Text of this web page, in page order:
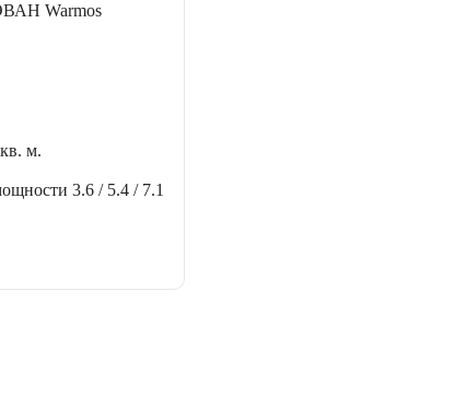
Warmos
м.
3.6 / 5.4 / 7.1